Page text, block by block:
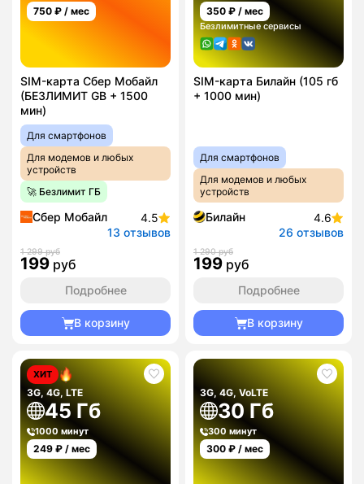
750 ₽ / мес
SIM-карта Сбер Мобайл
(БЕЗЛИМИТ GB + 1500
мин)
Для смартфонов
Для модемов и любых
устройств
🚀 Безлимит ГБ
Сбер Мобайл
4.5
13 отзывов
1 299 руб
199 руб
Подробнее
В корзину
350 ₽ / мес
Безлимитные сервисы
SIM-карта Билайн (105 гб
+ 1000 мин)
Для смартфонов
Для модемов и любых
устройств
Билайн
4.6
26 отзывов
1 290 руб
199 руб
Подробнее
В корзину
ХИТ
3G, 4G, LTE
45 Гб
1000 минут
249 ₽ / мес
3G, 4G, VoLTE
30 Гб
300 минут
300 ₽ / мес